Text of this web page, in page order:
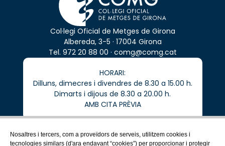
Nosaltres i tercers, com a proveïdors de serveis, utilitzem cookies i
tecnologies similars (d'ara endavant “cookies”) per proporcionar i protegir
Col·legi Oficial de Metges de Girona
Albereda, 3-5 · 17004 Girona
Tel. 972 20 88 00 · comg@comg.cat
HORARI:
Dilluns, dimecres i divendres de 8.30 a 15.00 h.
Dimarts i dijous de 8.30 a 20.00 h.
AMB CITA PRÈVIA